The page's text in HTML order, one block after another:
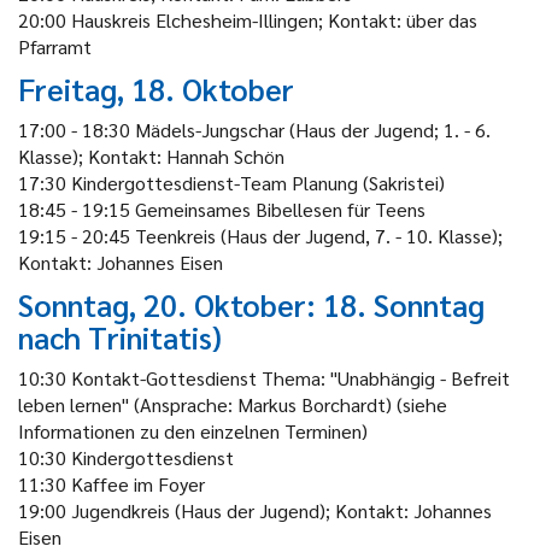
20:00 Hauskreis Elchesheim-Illingen; Kontakt: über das
Pfarramt
Freitag, 18. Oktober
17:00 - 18:30 Mädels-Jungschar (Haus der Jugend; 1. - 6.
Klasse); Kontakt: Hannah Schön
17:30 Kindergottesdienst-Team Planung (Sakristei)
18:45 - 19:15 Gemeinsames Bibellesen für Teens
19:15 - 20:45 Teenkreis (Haus der Jugend, 7. - 10. Klasse);
Kontakt: Johannes Eisen
Sonntag, 20. Oktober: 18. Sonntag
nach Trinitatis)
10:30 Kontakt-Gottesdienst Thema: "Unabhängig - Befreit
leben lernen" (Ansprache: Markus Borchardt) (siehe
Informationen zu den einzelnen Terminen)
10:30 Kindergottesdienst
11:30 Kaffee im Foyer
19:00 Jugendkreis (Haus der Jugend); Kontakt: Johannes
Eisen